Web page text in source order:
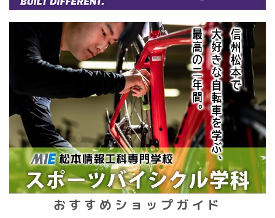
おすすめショップガイド